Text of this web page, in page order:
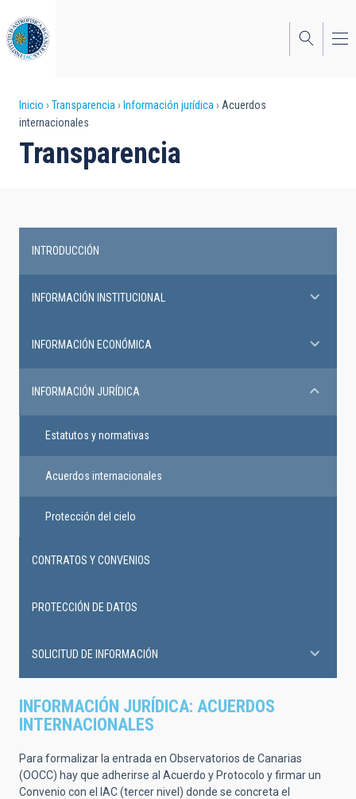
al
contenido
principal
Sobrescribir
enlaces
de
a
la
navegación
Inicio Transparencia Información jurídica
Acuerdos
internacionales
Transparencia
INFORMACIÓN JURÍDICA: ACUERDOS
INTERNACIONALES
Para formalizar la entrada en Observatorios de Canarias
(OOCC) hay que adherirse al Acuerdo y Protocolo y firmar un
Convenio con el IAC (tercer nivel) donde se concreta el
INTRODUCCIÓN
INFORMACIÓN INSTITUCIONAL
INFORMACIÓN ECONÓMICA
INFORMACIÓN JURÍDICA
Estatutos y normativas
Acuerdos internacionales
Protección del cielo
CONTRATOS Y CONVENIOS
PROTECCIÓN DE DATOS
SOLICITUD DE INFORMACIÓN